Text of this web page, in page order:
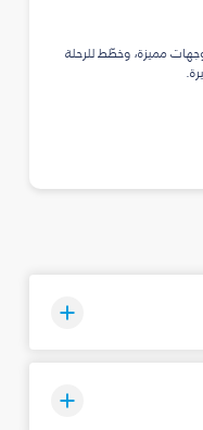
مميزة، وخطّط للرحلة